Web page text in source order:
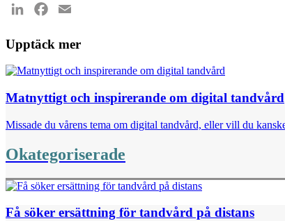
LinkedInFacebook
Upptäck mer
Matnyttigt och inspirerande om digital tandvård
Missade du vårens tema om digital tandvård, eller vill du
Okategoriserade
Få söker ersättning för tandvård på distans